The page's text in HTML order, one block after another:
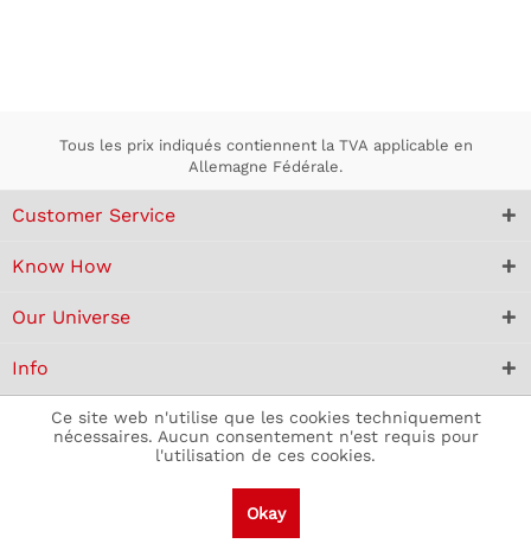
Tous les prix indiqués contiennent la TVA applicable en
Allemagne Fédérale.
Customer Service
Know How
Our Universe
Info
Ce site web n'utilise que les cookies techniquement
nécessaires. Aucun consentement n'est requis pour
l'utilisation de ces cookies.
Okay